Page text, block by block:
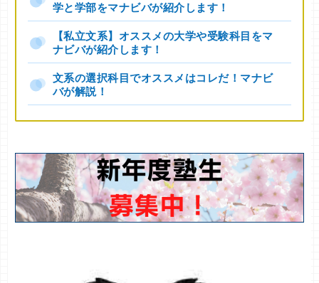
学と学部をマナビバが紹介します！
【私立文系】オススメの大学や受験科目をマ
ナビバが紹介します！
文系の選択科目でオススメはコレだ！マナビ
バが解説！